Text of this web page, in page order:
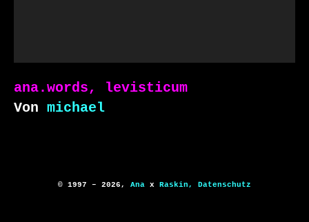
ana.words, levisticum
Von michael
© 1997 – 2026, Ana x Raskin, Datenschutz